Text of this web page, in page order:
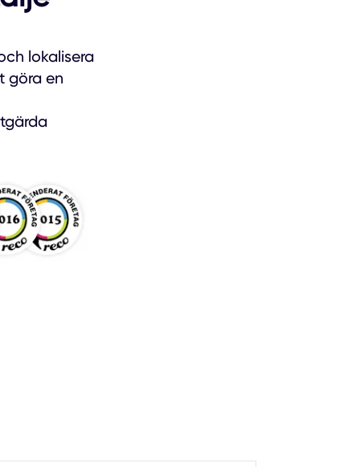
lokalisera
göra en